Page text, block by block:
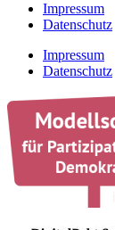
Impressum
Datenschutz
Impressum
Datenschutz